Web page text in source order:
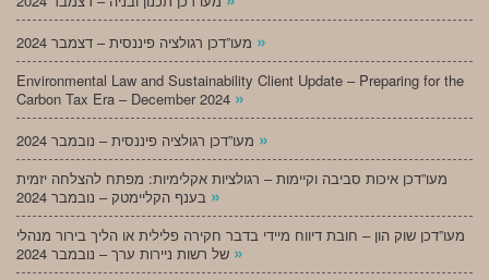
»
Environmental Law and Sustainability Client Update – Preparing for the
Carbon Tax Era – December 2024 »
»
מעו”דכן איכות סביבה וקיימות – רגולציות אקלימיות: מפתח להצלחה יזמית
»
מעו”דכן שוק הון – חובת דיווח מיידי בדבר חקירה פלילית או הליך בירור מנהלי
»